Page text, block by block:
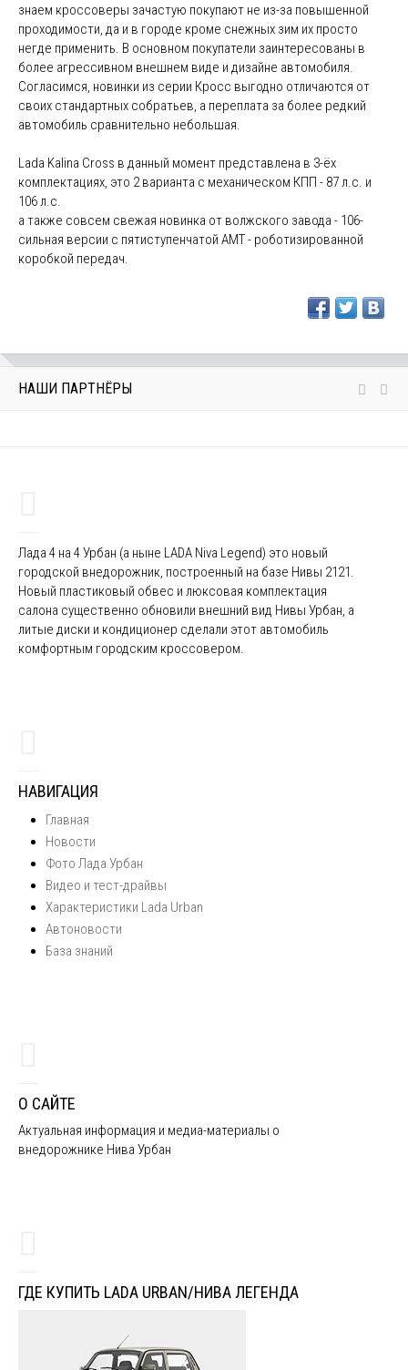
знаем кроссоверы зачастую покупают не из-за повышенной
проходимости, да и в городе кроме снежных зим их просто
негде применить. В основном покупатели заинтересованы в
более агрессивном внешнем виде и дизайне автомобиля.
Согласимся, новинки из серии Кросс выгодно отличаются от
своих стандартных собратьев, а переплата за более редкий
автомобиль сравнительно небольшая.
Lada Kalina Cross в данный момент представлена в 3-ёх
комплектациях, это 2 варианта с механическом КПП - 87 л.с. и
106 л.с.
а также совсем свежая новинка от волжского завода - 106-
сильная версии с пятиступенчатой AMT - роботизированной
коробкой передач.
НАШИ ПАРТНЁРЫ
Лада 4 на 4 Урбан (а ныне LADA Niva Legend) это новый
городской внедорожник, построенный на базе Нивы 2121.
Новый пластиковый обвес и люксовая комплектация
салона существенно обновили внешний вид Нивы Урбан, а
литые диски и кондиционер сделали этот автомобиль
комфортным городским кроссовером.
НАВИГАЦИЯ
Главная
Новости
Фото Лада Урбан
Видео и тест-драйвы
Характеристики Lada Urban
Автоновости
База знаний
О САЙТЕ
Актуальная информация и медиа-материалы о
внедорожнике Нива Урбан
ГДЕ КУПИТЬ LADA URBAN/НИВА ЛЕГЕНДА